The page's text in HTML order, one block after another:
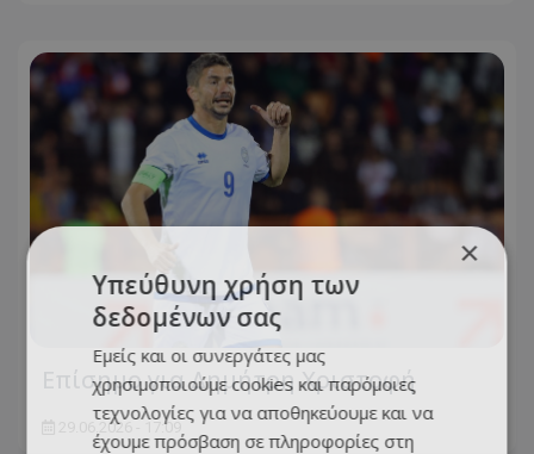
Επίσημο για Δημήτρη Χριστοφή
29.06.2026 - 17:09
×
Υπεύθυνη χρήση των
δεδομένων σας
Εμείς και οι συνεργάτες μας
χρησιμοποιούμε cookies και παρόμοιες
τεχνολογίες για να αποθηκεύουμε και να
έχουμε πρόσβαση σε πληροφορίες στη